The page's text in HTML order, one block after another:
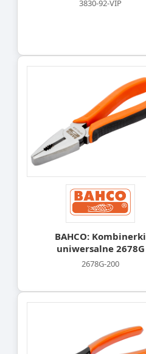
3830-92-VIP
BAHCO: Kombinerki
uniwersalne 2678G
2678G-200